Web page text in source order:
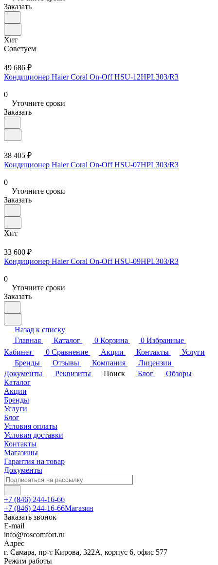
Заказать
Хит
Советуем
49 686 ₽
Кондиционер Haier Coral On-Off HSU-12HPL303/R3
0
Уточните сроки
Заказать
38 405 ₽
Кондиционер Haier Coral On-Off HSU-07HPL303/R3
0
Уточните сроки
Заказать
Хит
33 600 ₽
Кондиционер Haier Coral On-Off HSU-09HPL303/R3
0
Уточните сроки
Заказать
Назад к списку
Главная
Каталог 0 Корзина 0 Избранные
Кабинет
0 Сравнение Акции Контакты
Услуги
Бренды
Отзывы Компания
Лицензии
Документы
Реквизиты Поиск Блог
Обзоры
Каталог
Акции
Бренды
Услуги
Блог
Условия оплаты
Условия доставки
Контакты
Магазины
Гарантия на товар
Документы
+7 (846) 244-16-66
+7 (846) 244-16-66Магазин
Заказать звонок
E-mail
info@roscomfort.ru
Адрес
г. Самара, пр-т Кирова, 322А, корпус 6, офис 577
Режим работы